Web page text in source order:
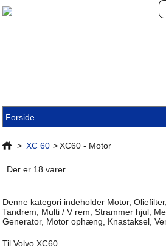
> XC 60 > XC60 - Motor
Der er 18 varer.
Denne kategori indeholder Motor,
Tandrem, Multi / V rem, Strammer hjul,
Generator, Motor ophæng, Knastaksel,
Til Volvo XC60